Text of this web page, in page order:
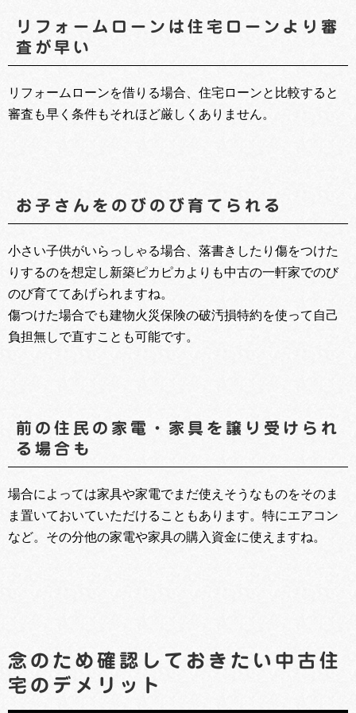
リフォームローンは住宅ローンより審
査が早い
リフォームローンを借りる場合、住宅ローンと比較すると
審査も早く条件もそれほど厳しくありません。
お子さんをのびのび育てられる
小さい子供がいらっしゃる場合、落書きしたり傷をつけた
りするのを想定し新築ピカピカよりも中古の一軒家でのび
のび育ててあげられますね。
傷つけた場合でも建物火災保険の破汚損特約を使って自己
負担無しで直すことも可能です。
前の住民の家電・家具を譲り受けられ
る場合も
場合によっては家具や家電でまだ使えそうなものをそのま
ま置いておいていただけることもあります。特にエアコン
など。その分他の家電や家具の購入資金に使えますね。
念のため確認しておきたい中古住
宅のデメリット